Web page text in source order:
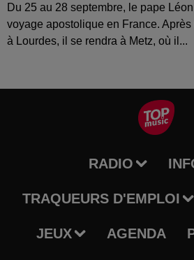
Du 25 au 28 septembre, le pape
voyage apostolique en France.
à Lourdes, il se rendra à Metz, où il...
RADIO
TRAQUEURS D'EMPLOI
JEUX AGENDA